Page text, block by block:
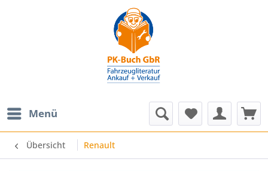
Menü
Übersicht Renault